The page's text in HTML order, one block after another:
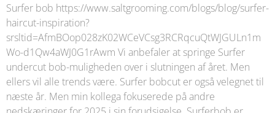
Surfer bob https://www.saltgrooming.com/blogs/blog/surfer-
haircut-inspiration?
srsltid=AfmBOop028zK02WCeVCsg3RCRqcuQtWJGULn1m
Wo-d1Qw4aWJ0G1rAwm Vi anbefaler at springe Surfer
undercut bob-muligheden over i slutningen af ​​året. Men
ellers vil alle trends være. Surfer bobcut er også velegnet til
næste år. Men min kollega fokuserede på andre